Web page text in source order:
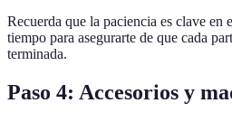
Recuerda que la paciencia es clave en
tiempo para asegurarte de que cada
terminada.
Paso 4: Accesorios y